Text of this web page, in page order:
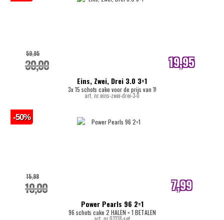
Eins, Zwei, Drei 3.0 3=1
3x 15 schots cake voor de prijs van 1!
art. nr.eins-zwei-drei-3-0
30,00
59,95 19,95
internetprijs
Power Pearls 96 2=1
96 schots cake 2 HALEN = 1 BETALEN
10,00
15,98 7,99
internetprijs
-50%